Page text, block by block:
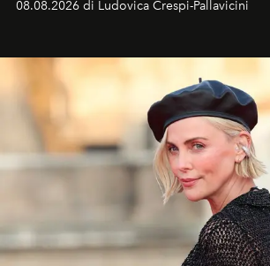
ideale per la notte delle Perseidi.
08.08.2026 di Ludovica Crespi-Pallavicini